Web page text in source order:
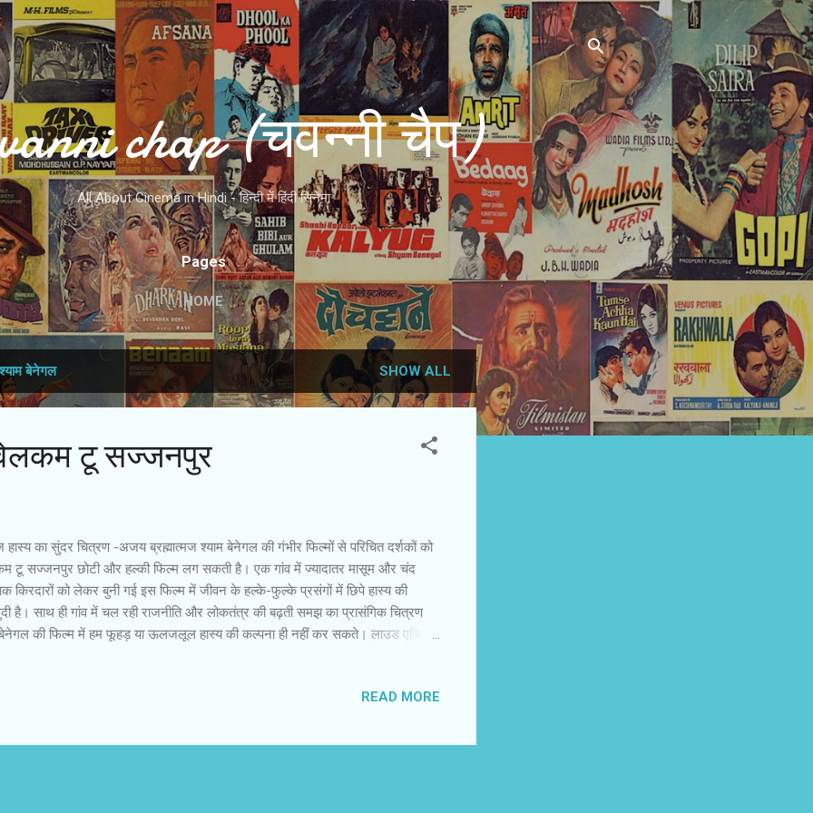
Skip to main content
chap (चवन्नी चैप)
All About Cinema in Hindi - हिन्दी में हिंदी सिनेमा
Pages
HOME
श्याम बेनेगल SHOW ALL
टू सज्जनपुर
का सुंदर चित्रण -अजय ब्रह्मात्मज श्याम बेनेगल की गंभीर फिल्मों से परिचित दर्शकों को
टू सज्जनपुर छोटी और हल्की फिल्म लग सकती है। एक गांव में ज्यादातर मासूम और चंद
किरदारों को लेकर बुनी गई इस फिल्म में जीवन के हल्के-फुल्के प्रसंगों में छिपे हास्य की
है। साथ ही गांव में चल रही राजनीति और लोकतंत्र की बढ़ती समझ का प्रासंगिक चित्रण
की फिल्म में हम फूहड़ या ऊलजलूल हास्य की कल्पना ही नहीं कर सकते। लाउड एक्टिंग,
है। उसे नौकरी नहीं मिलती तो बीए करने के बावजूद वह सब्जी बेचने के पारिवारिक धंधे में
मां की सुध लेता है और महादेव की चिट्ठी लिखने की कला गांव में मशहूर हो जाती है। बाद में
READ MORE